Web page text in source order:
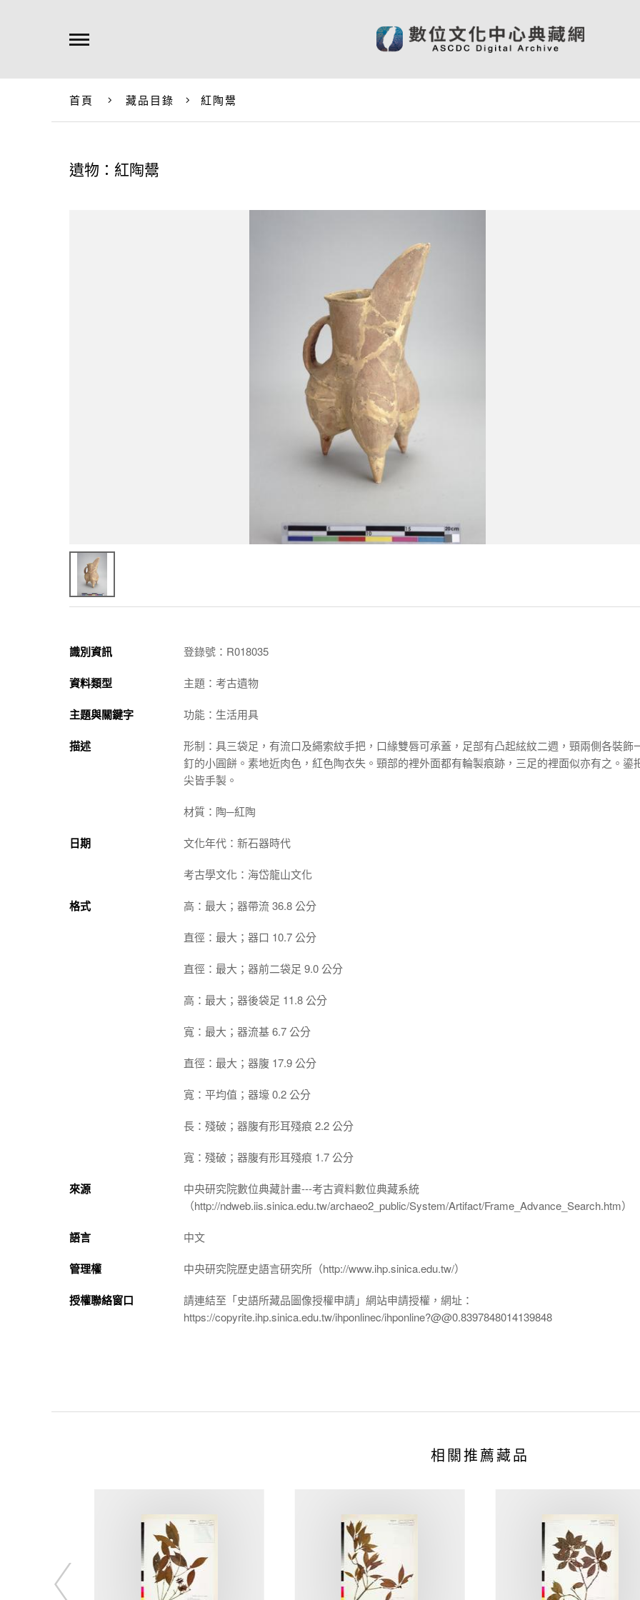
首頁 藏品目錄 紅陶鬹
遺物：紅陶鬹
識別資訊 登錄號：R018035
資料類型 主題：考古遺物
主題與關鍵字 功能：生活用具
描述
形制：具三袋足，有流口及繩索紋手把，口緣雙唇可承蓋，足部有凸起絃紋二週，頸兩側各裝飾
釘的小圓餅。素地近肉色，紅色陶衣失。頸部的裡外面都有輪製痕跡，三足的裡面似亦有之。鎏
尖皆手製。
材質：陶─紅陶
日期 文化年代：新石器時代
考古學文化：海岱龍山文化
格式 高：最大；器帶流 36.8 公分
直徑：最大；器口 10.7 公分
直徑：最大；器前二袋足 9.0 公分
高：最大；器後袋足 11.8 公分
寬：最大；器流基 6.7 公分
直徑：最大；器腹 17.9 公分
寬：平均值；器壕 0.2 公分
長：殘破；器腹有形耳殘痕 2.2 公分
寬：殘破；器腹有形耳殘痕 1.7 公分
來源
中央研究院數位典藏計畫---考古資料數位典藏系統
（http://ndweb.iis.sinica.edu.tw/archaeo2_public/System/Artifact/Frame_Advance_Search.htm）
語言 中文
管理權 中央研究院歷史語言研究所（http://www.ihp.sinica.edu.tw/）
授權聯絡窗口
請連結至「史語所藏品圖像授權申請」網站申請授權，網址：
https://copyrite.ihp.sinica.edu.tw/ihponlinec/ihponline?@@0.8397848014139848
相關推薦藏品